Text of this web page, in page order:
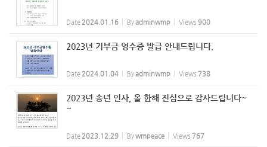
Date 2024.01.16 Byadminwmp Views 900
2023년 기부금 영수증 발급 안내드립니다.
Date 2024.01.04 Byadminwmp Views 738
2023년 송년 인사, 올 한해 진심으로 감사드립니다~
~
Date 2023.12.29 Bywmpeace Views 767